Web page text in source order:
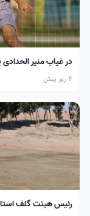
در غیاب منیر
4 روز پیش
رئیس هیئت گلف